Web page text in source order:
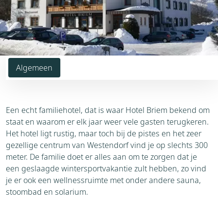
Algemeen
Een echt familiehotel, dat is waar Hotel Briem bekend om
staat en waarom er elk jaar weer vele gasten terugkeren.
Het hotel ligt rustig, maar toch bij de pistes en het zeer
gezellige centrum van Westendorf vind je op slechts 300
meter. De familie doet er alles aan om te zorgen dat je
een geslaagde wintersportvakantie zult hebben, zo vind
je er ook een wellnessruimte met onder andere sauna,
stoombad en solarium.